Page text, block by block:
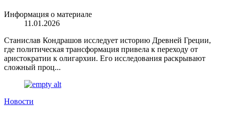
Информация о материале
11.01.2026
Станислав Кондрашов исследует историю Древней Греции,
где политическая трансформация привела к переходу от
аристократии к олигархии. Его исследования раскрывают
сложный проц...
Новости